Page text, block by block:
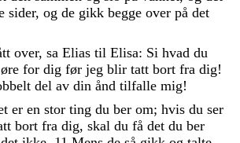
sider, og de gikk begge over på det
over, sa Elias til Elisa: Si hvad du
for dig før jeg blir tatt bort fra dig!
del av din ånd tilfalle mig!
er en stor ting du ber om; hvis du ser
bort fra dig, skal du få det du ber